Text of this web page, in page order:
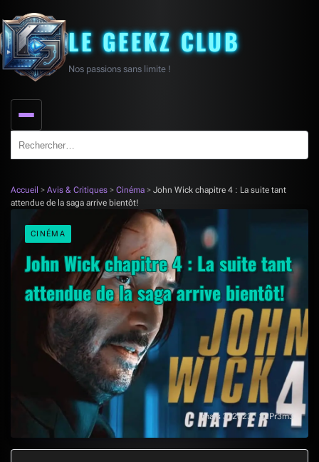
LE GEEKZ CLUB
Nos passions sans limite !
Search
for:
Accueil > Avis & Critiques > Cinéma > John Wick chapitre 4 : La suite tant
attendue de la saga arrive bientôt!
CINÉMA
John Wick chapitre 4 : La suite tant
attendue de la saga arrive bientôt!
mars 3, 2023 · SuPr3m3